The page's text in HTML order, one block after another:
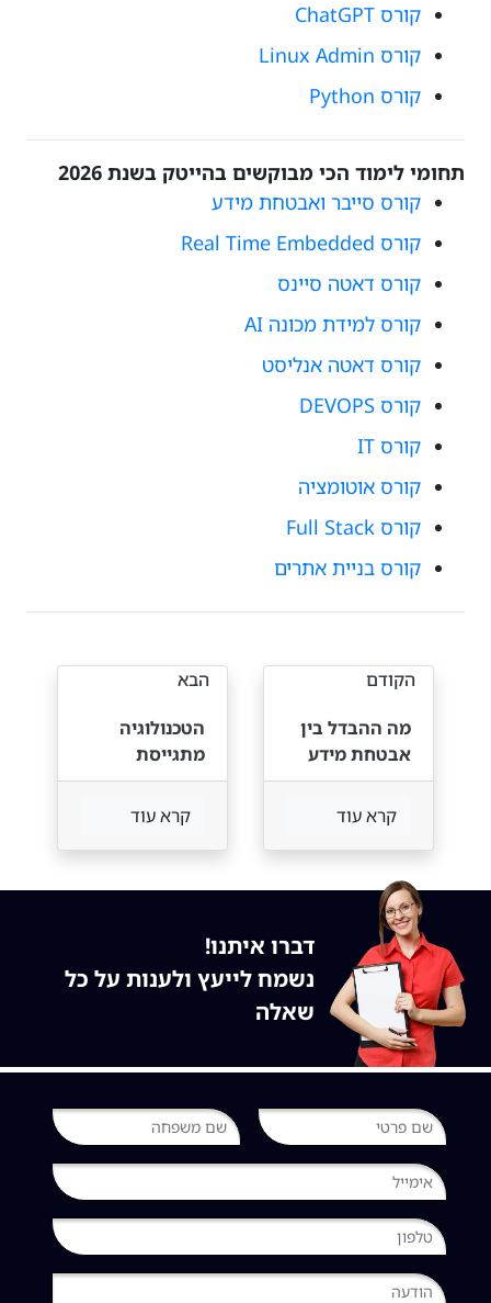
קורס ChatGPT
קורס Linux Admin
קורס Python
תחומי לימוד הכי מבוקשים בהייטק בשנת 2026
קורס סייבר ואבטחת מידע
קורס Real Time Embedded
קורס דאטה סיינס
קורס למידת מכונה AI
קורס דאטה אנליסט
קורס DEVOPS
קורס IT
קורס אוטומציה
קורס Full Stack
קורס בניית אתרים
הבא
הטכנולוגיה
מתגייסת
למאבק
בתאונות
הדרכים
קרא עוד
הקודם
מה ההבדל בין
אבטחת מידע
לסייבר
קרא עוד
דברו איתנו!
נשמח לייעץ ולענות על כל
שאלה